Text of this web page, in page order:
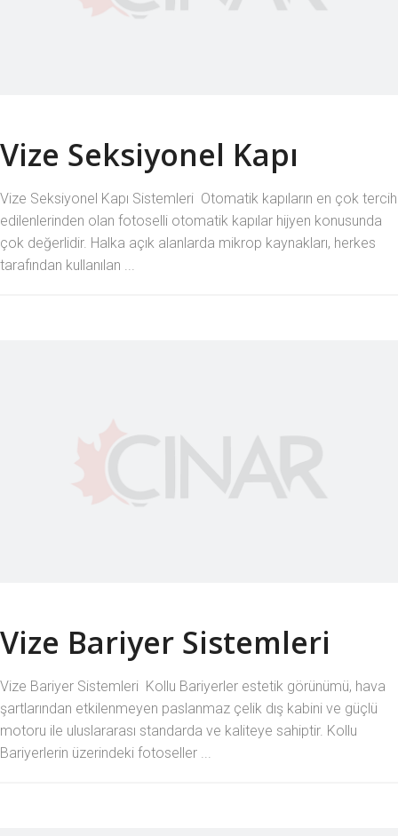
Vize Seksiyonel Kapı
Vize Seksiyonel Kapı Sistemleri Otomatik kapıların en çok tercih
edilenlerinden olan fotoselli otomatik kapılar hijyen konusunda
çok değerlidir. Halka açık alanlarda mikrop kaynakları, herkes
tarafından kullanılan ...
Vize Bariyer Sistemleri
Vize Bariyer Sistemleri Kollu Bariyerler estetik görünümü, hava
şartlarından etkilenmeyen paslanmaz çelik dış kabini ve güçlü
motoru ile uluslararası standarda ve kaliteye sahiptir. Kollu
Bariyerlerin üzerindeki fotoseller ...